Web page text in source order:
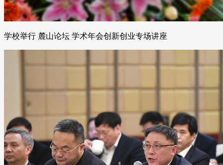
学校举行 麓山论坛 学术年会创新创业专场讲座